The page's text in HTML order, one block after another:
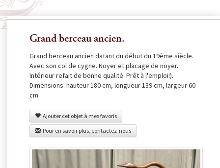
Grand berceau ancien.
Grand berceau ancien datant du début du 19ème siècle.
Avec son col de cygne. Noyer et placage de noyer.
Intérieur refait de bonne qualité. Prêt à l'emploi!).
Dimensions: hauteur 180 cm, longueur 139 cm, largeur 60
cm.
Ajouter cet objet à mes favoris
Pour en savoir plus, contactez-nous